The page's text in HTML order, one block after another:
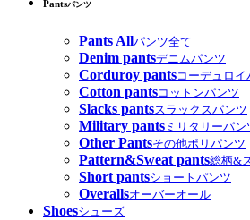
Pantsパンツ
Pants Allパンツ全て
Denim pantsデニムパンツ
Corduroy pantsコーデュロイ
Cotton pantsコットンパンツ
Slacks pantsスラックスパンツ
Military pants ミリタリーパン
Other Pantsその他ポリパンツ
Pattern&Sweat pants総柄&
Short pantsショートパンツ
Overallsオーバーオール
Shoesシューズ